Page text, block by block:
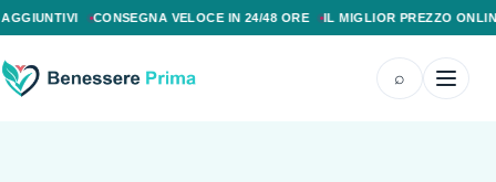
CONSEGNA VELOCE IN 24/48 ORE IL MIGLIOR PREZZO ONLINE
⌕